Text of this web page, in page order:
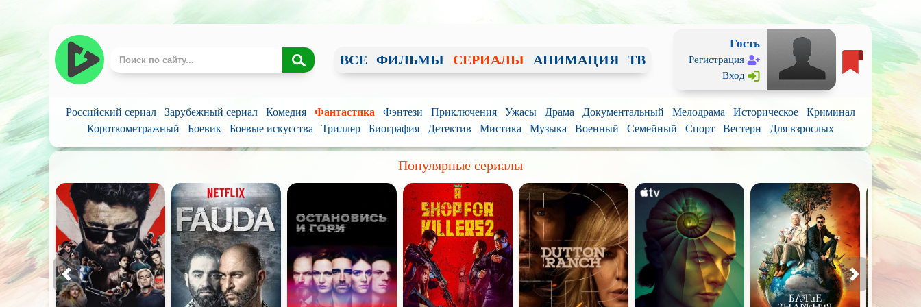
ВСЕ ФИЛЬМЫ СЕРИАЛЫ АНИМАЦИЯ ТВ
Гость
Регистрация
Вход
Российский сериал Зарубежный сериал Комедия Фантастика Фэнтези Приключения Ужасы Драма Документальный Мелодрама Историческое
Криминал
Короткометражный
Боевик Боевые искусства Триллер Биография Детектив Мистика Музыка Военный Семейный Спорт Вестерн Для взрослых
Популярные сериалы